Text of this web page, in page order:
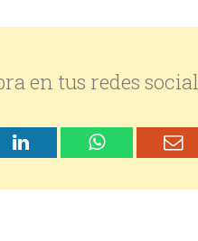
en tus redes